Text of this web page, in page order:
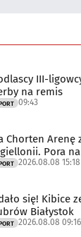
III-
na remis
09:43
Chorten
Pora
2026.08.08 15:18
się! Kibice
Białystok
2026.08.08 09:16